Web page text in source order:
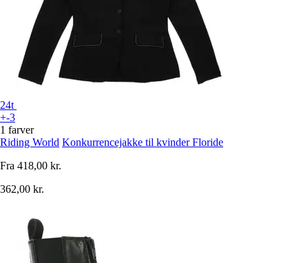
24t
+-3
1 farver
Riding World Konkurrencejakke til kvinder Floride
Fra 418,00 kr.
362,00 kr.